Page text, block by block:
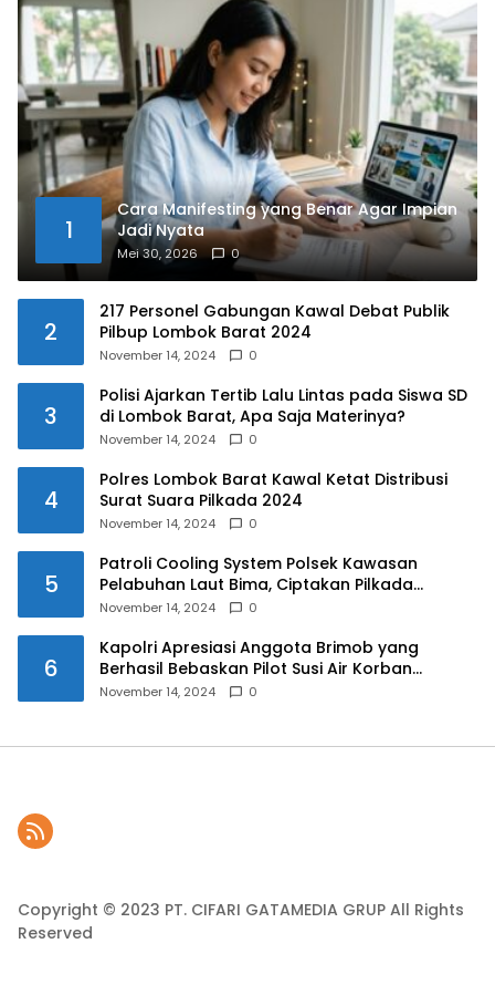
1
Cara Manifesting yang Benar Agar Impian
Jadi Nyata
Mei 30, 2026 0
2
217 Personel Gabungan Kawal Debat Publik
Pilbup Lombok Barat 2024
November 14, 2024 0
3
Polisi Ajarkan Tertib Lalu Lintas pada Siswa SD
di Lombok Barat, Apa Saja Materinya?
November 14, 2024 0
4
Polres Lombok Barat Kawal Ketat Distribusi
Surat Suara Pilkada 2024
November 14, 2024 0
5
Patroli Cooling System Polsek Kawasan
Pelabuhan Laut Bima, Ciptakan Pilkada
Serentak 2024 yang Aman dan Damai
November 14, 2024 0
6
Kapolri Apresiasi Anggota Brimob yang
Berhasil Bebaskan Pilot Susi Air Korban
Penyanderaan KKB
November 14, 2024 0
Copyright © 2023 PT. CIFARI GATAMEDIA GRUP All Rights
Reserved